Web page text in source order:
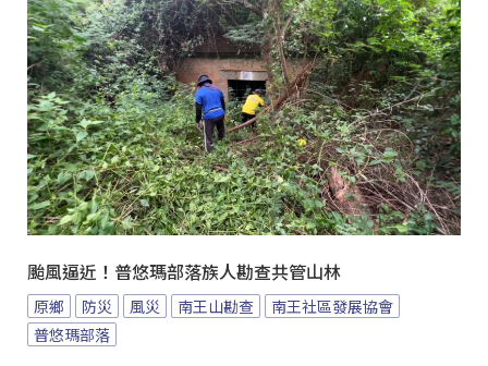
颱風逼近！普悠瑪部落族人勘查共管山林
原鄉 防災 風災 南王山勘查
南王社區發展協會
普悠瑪部落